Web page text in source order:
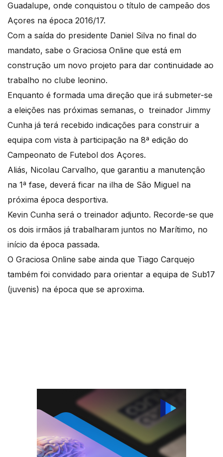
Guadalupe, onde conquistou o título de campeão dos
Açores na época 2016/17.
Com a saída do presidente Daniel Silva no final do
mandato, sabe o Graciosa Online que está em
construção um novo projeto para dar continuidade ao
trabalho no clube leonino.
Enquanto é formada uma direção que irá submeter-se
a eleições nas próximas semanas, o treinador Jimmy
Cunha já terá recebido indicações para construir a
equipa com vista à participação na 8ª edição do
Campeonato de Futebol dos Açores.
Aliás, Nicolau Carvalho, que garantiu a manutenção
na 1ª fase, deverá ficar na ilha de São Miguel na
próxima época desportiva.
Kevin Cunha será o treinador adjunto. Recorde-se que
os dois irmãos já trabalharam juntos no Marítimo, no
início da época passada.
O Graciosa Online sabe ainda que Tiago Carquejo
também foi convidado para orientar a equipa de Sub17
(juvenis) na época que se aproxima.